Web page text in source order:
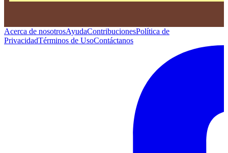
Acerca de nosotrosAyudaContribucionesPolítica de
PrivacidadTérminos de UsoContáctanos